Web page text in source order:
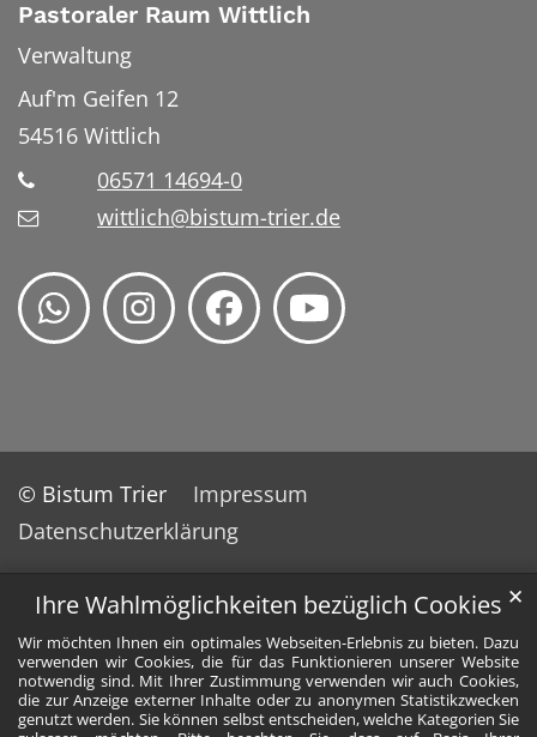
Ihre Wahlmöglichkeiten bezüglich Cookies
Wir möchten Ihnen ein optimales Webseiten-Erlebnis zu bieten. Dazu
verwenden wir Cookies, die für das Funktionieren unserer Website
notwendig sind. Mit Ihrer Zustimmung verwenden wir auch Cookies,
die zur Anzeige externer Inhalte oder zu anonymen Statistikzwecken
genutzt werden. Sie können selbst entscheiden, welche Kategorien Sie
✕
Pastoraler Raum Wittlich
Verwaltung
Auf'm Geifen 12
54516 Wittlich
06571 14694-0
wittlich@bistum-trier.de
© Bistum Trier
Impressum
Datenschutzerklärung